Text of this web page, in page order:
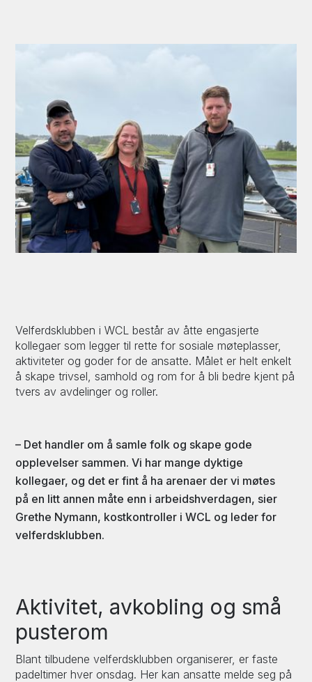
Velferdsklubben i WCL består av åtte engasjerte
kollegaer som legger til rette for sosiale møteplasser,
aktiviteter og goder for de ansatte. Målet er helt enkelt
å skape trivsel, samhold og rom for å bli bedre kjent på
tvers av avdelinger og roller.
– Det handler om å samle folk og skape gode
opplevelser sammen. Vi har mange dyktige
kollegaer, og det er fint å ha arenaer der vi møtes
på en litt annen måte enn i arbeidshverdagen, sier
Grethe Nymann, kostkontroller i WCL og leder for
velferdsklubben.
Aktivitet, avkobling og små
pusterom
Blant tilbudene velferdsklubben organiserer, er faste
padeltimer hver onsdag. Her kan ansatte melde seg på